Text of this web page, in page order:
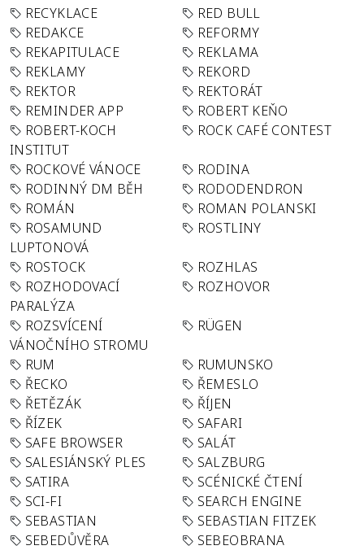
RECYKLACE
RED BULL
REDAKCE
REFORMY
REKAPITULACE
REKLAMA
REKLAMY
REKORD
REKTOR
REKTORÁT
REMINDER APP
ROBERT KEŇO
ROBERT-KOCH
INSTITUT
ROCK CAFÉ CONTEST
ROCKOVÉ VÁNOCE
RODINA
RODINNÝ DM BĚH
RODODENDRON
ROMÁN
ROMAN POLANSKI
ROSAMUND
LUPTONOVÁ
ROSTLINY
ROSTOCK
ROZHLAS
ROZHODOVACÍ
PARALÝZA
ROZHOVOR
ROZSVÍCENÍ
VÁNOČNÍHO STROMU
RÜGEN
RUM
RUMUNSKO
ŘECKO
ŘEMESLO
ŘETĚZÁK
ŘÍJEN
ŘÍZEK
SAFARI
SAFE BROWSER
SALÁT
SALESIÁNSKÝ PLES
SALZBURG
SATIRA
SCÉNICKÉ ČTENÍ
SCI-FI
SEARCH ENGINE
SEBASTIAN
SEBASTIAN FITZEK
SEBEDŮVĚRA
SEBEOBRANA